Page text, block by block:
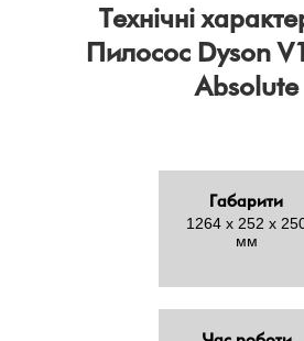
Технічні
Пилосос Dyson
Absolute
Габарити
1264 х 252 х
мм